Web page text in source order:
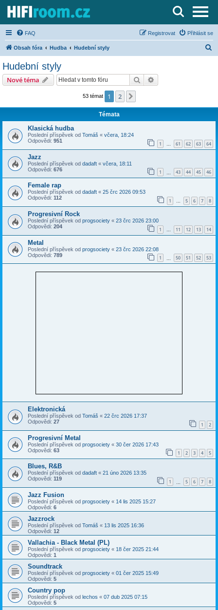
Server o Hi-Fi a AV technice
FAQ Přihlásit se
Registrovat
Obsah fóra Hudba Hudební styly
Hudební styly
Nové téma Hledat
53 témat 1 2
Témata
Klasická hudba
Poslední příspěvek od Tomáš « včera, 18:24
Odpovědi: 951 1 … 61 62 63 64
Jazz
Poslední příspěvek od dadaft « včera, 18:11
Odpovědi: 676 1 43 44 45 46
Female rap
Poslední příspěvek od dadaft « 25 črc 2026 09:53
Odpovědi: 112 1 … 5 6 7 8
Progresivní Rock
Poslední příspěvek od progsociety « 23 črc 2026 23:00
Odpovědi: 204 1 … 11 12 13 14
Metal
Poslední příspěvek od progsociety « 23 črc 2026 22:08
Odpovědi: 789 1 50 51 52 53
Elektronická
Poslední příspěvek od Tomáš « 22 črc 2026 17:37
Odpovědi: 27 1 2
Progresivní Metal
Poslední příspěvek od progsociety « 30 čer 2026 17:43
Odpovědi: 63 1 2 3 4 5
Blues, R&B
Poslední příspěvek od dadaft « 21 úno 2026 13:35
Odpovědi: 119 1 5 6 7 8
Jazz Fusion
Poslední příspěvek od progsociety « 14 lis 2025 15:27
Odpovědi: 6
Jazzrock
Poslední příspěvek od Tomáš « 13 lis 2025 16:36
Odpovědi: 12
Vallachia - Black Metal (PL)
Poslední příspěvek od progsociety « 18 čer 2025 21:44
Odpovědi: 1
Soundtrack
Poslední příspěvek od progsociety « 01 čer 2025 15:49
Odpovědi: 5
Country pop
Poslední příspěvek od lechos « 07 dub 2025 07:15
Odpovědi: 5